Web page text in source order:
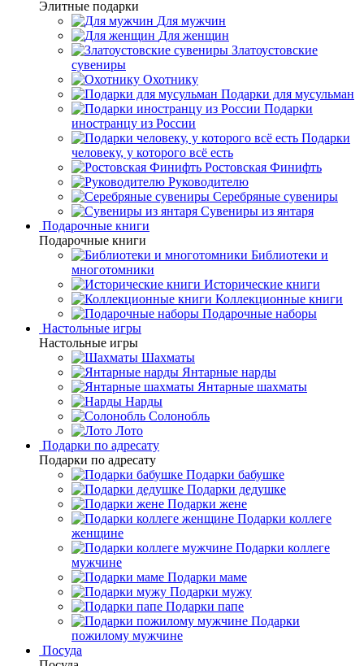
Элитные подарки
Для мужчин
Для женщин
Златоустовские
сувениры
Охотнику
Подарки для мусульман
Подарки
иностранцу из России
Подарки
человеку, у которого всё есть
Ростовская Финифть
Руководителю
Серебряные сувениры
Сувениры из янтаря
Подарочные книги
Подарочные книги
Библиотеки и
многотомники
Исторические книги
Коллекционные книги
Подарочные наборы
Настольные игры
Настольные игры
Шахматы
Янтарные нарды
Янтарные шахматы
Нарды
Солонобль
Лото
Подарки по адресату
Подарки по адресату
Подарки бабушке
Подарки дедушке
Подарки жене
Подарки коллеге
женщине
Подарки коллеге
мужчине
Подарки маме
Подарки мужу
Подарки папе
Подарки
пожилому мужчине
Посуда